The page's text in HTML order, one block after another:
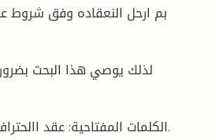
بم ارحل النعقاده وفق شروط
لذلك يوصي هذا البحث
الكلمات المفتاحية: عقد